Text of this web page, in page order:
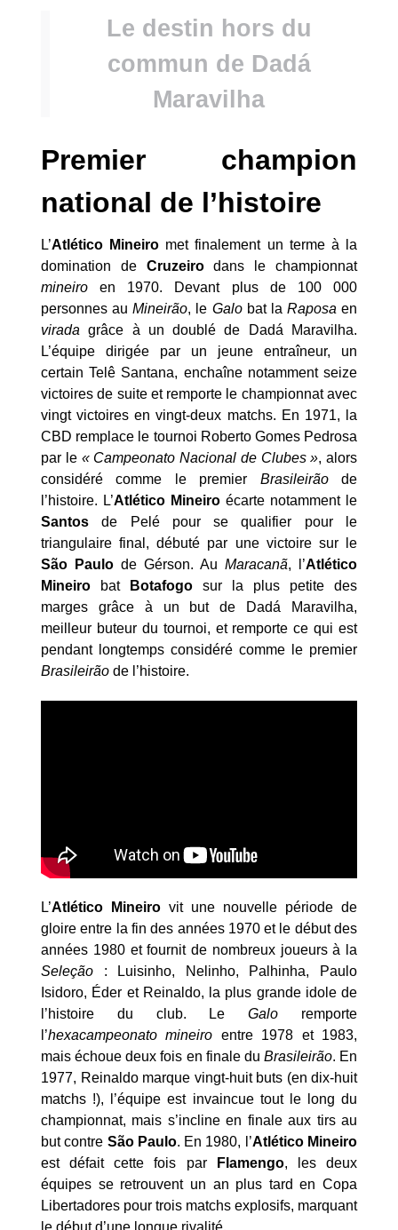
Le destin hors du
commun de Dadá
Maravilha
Premier champion
national de l’histoire
L’Atlético Mineiro met finalement un terme à la
domination de Cruzeirodans le championnat
mineiro en 1970. Devant plus de 100 000
personnes auMineirão, le Galobat la Raposa en
virada grâce à un doublé de Dadá Maravilha.
L’équipe dirigée par un jeune entraîneur, un
certain Telê Santana, enchaîne notamment seize
victoires de suite et remporte le championnat avec
vingt victoires en vingt-deux matchs. En 1971, la
CBD remplace le tournoi Roberto Gomes Pedrosa
par le « Campeonato Nacional de Clubes », alors
considéré comme le premier Brasileirãode
l’histoire. L’Atlético Mineiro écarte notamment le
Santos de Pelé pour se qualifier pour le
triangulaire final, débuté par une victoire sur le
São Paulo de Gérson. Au Maracanã, l’Atlético
Mineiro
bat Botafogo sur la plus petite des
marges grâce à un but de Dadá Maravilha,
meilleur buteur du tournoi, et remporte ce qui est
pendant longtemps considéré comme le premier
Brasileirão de l’histoire.
L’Atlético Mineiro vit une nouvelle période de
gloire entre la fin des années 1970 et le début des
années 1980 et fournit de nombreux joueurs à la
Seleção : Luisinho, Nelinho, Palhinha, Paulo
Isidoro, Éder et Reinaldo, la plus grande idole de
l’histoire du club. LeGalo remporte
l’hexacampeonato mineiro entre 1978 et 1983,
mais échoue deux fois en finale du Brasileirão. En
1977, Reinaldo marque vingt-huit buts (en dix-huit
matchs !), l’équipe est invaincue tout le long du
championnat, mais s’incline en finale aux tirs au
but contre São Paulo. En 1980, l’Atlético Mineiro
est défait cette fois par
Flamengo, les deux
équipes se retrouvent un an plus tard en Copa
Libertadores pour trois matchs explosifs, marquant
le début d’une longue rivalité.